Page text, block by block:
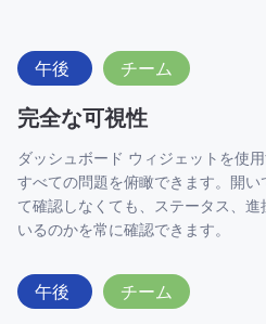
午後 チーム
完全な可視性
ダッシュボード ウィジェットを使
すべての問題を俯瞰できます。開
て確認しなくても、ステータス、
いるのかを常に確認できます。
午後 チーム